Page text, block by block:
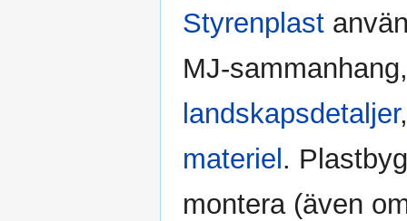
Styrenplast
MJ-
landskapsdetaljer
materiel.
montera (även